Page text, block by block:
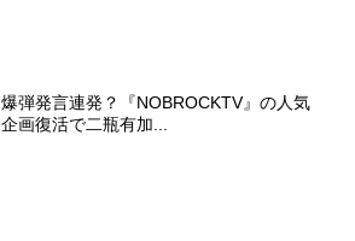
爆弾発言連発？『NOBROCKTV』の人気
企画復活で二瓶有加...